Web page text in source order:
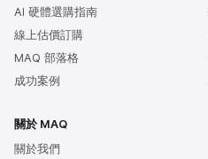
AI 硬體選購指南
線上估價訂購
MAQ 部落格
成功案例
關於 MAQ
關於我們